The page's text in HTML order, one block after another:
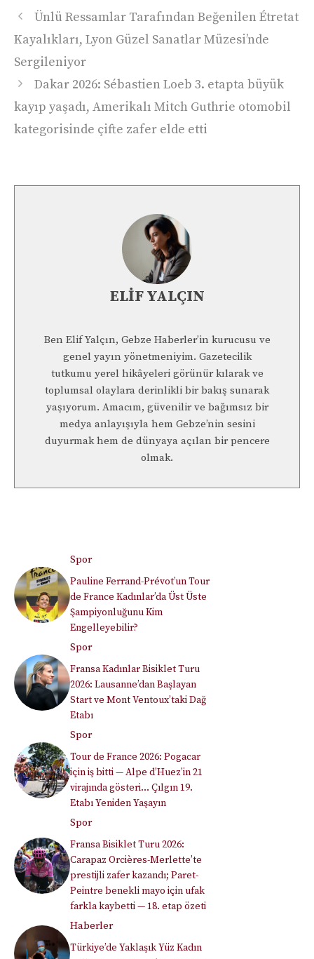
Ünlü Ressamlar Tarafından Beğenilen Étretat
Kayalıkları, Lyon Güzel Sanatlar Müzesi’nde
Sergileniyor
Dakar 2026: Sébastien Loeb 3. etapta büyük
kayıp yaşadı, Amerikalı Mitch Guthrie otomobil
kategorisinde çifte zafer elde etti
ELIF YALÇIN
Ben Elif Yalçın, Gebze Haberler’in kurucusu ve
genel yayın yönetmeniyim. Gazetecilik
tutkumu yerel hikâyeleri görünür kılarak ve
toplumsal olaylara derinlikli bir bakış sunarak
yaşıyorum. Amacım, güvenilir ve bağımsız bir
medya anlayışıyla hem Gebze’nin sesini
duyurmak hem de dünyaya açılan bir pencere
olmak.
Spor
Pauline Ferrand-Prévot’un Tour
de France Kadınlar’da Üst Üste
Şampiyonluğunu Kim
Engelleyebilir?
Spor
Fransa Kadınlar Bisiklet Turu
2026: Lausanne’dan Başlayan
Start ve Mont Ventoux’taki Dağ
Etabı
Spor
Tour de France 2026: Pogacar
için iş bitti — Alpe d’Huez’in 21
virajında gösteri… Çılgın 19.
Etabı Yeniden Yaşayın
Spor
Fransa Bisiklet Turu 2026:
Carapaz Orcières-Merlette’te
prestijli zafer kazandı; Paret-
Peintre benekli mayo için ufak
farkla kaybetti — 18. etap özeti
Haberler
Türkiye’de Yaklaşık Yüz Kadın